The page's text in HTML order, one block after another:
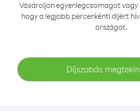
Vásároljon egyenlegcsomagot
hogy a legjobb percenkénti díjért
országot.
Díjszabás